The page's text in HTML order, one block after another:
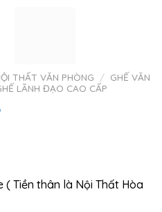
THẤT VĂN PHÒNG / GHẾ VĂN
LÃNH ĐẠO CAO CẤP
( Tiền thân là Nội Thất Hòa